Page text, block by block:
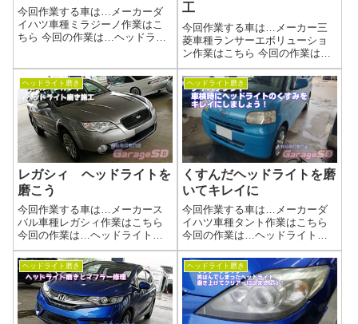
今回作業する車は…メーカーダ
イハツ車種ミラジーノ作業はこ
ちら 今回の作業は…ヘッドライ
ょう(^^)/作業写真バッチリ綺麗に
なりました(^_-)-☆ヘッドライト
磨きの工程当店施工事例ヘッ...
工
今回作業する車は…メーカー三
菱車種ランサーエボリューショ
ン作業はこちら 今回の作業は…
ヘッドライト磨きくすんで劣化
してしまったヘッドライトを磨
きあげましょう(^^)/作業写真バッ
チリ綺麗になりました(^_-)-☆ヘ
ッドライト磨きの工程当店施...
ヘッドライト磨き
レガシィ ヘッドライトを
磨こう
今回作業する車は…メーカース
バル車種レガシィ作業はこちら
今回の作業は…ヘッドライト磨
きくすんで劣化してしまったヘ
ッドライトを磨きあげましょう
(^^)/作業写真バッチリ綺麗になり
ました(^_-)-☆ヘッドライトの黄
ばみ、諦めていませんか？ク...
ヘッドライト磨き
くすんだヘッドライトを磨
いてキレイに
今回作業する車は…メーカーダ
イハツ車種タント作業はこちら
今回の作業は…ヘッドライト磨
きくすんで劣化してしまったヘ
ッドライトを磨きあげましょう
(^^)/延期されたみたいですが、ヘ
ッドライトの車検時検査が厳し
くなります。車両の年式で変わ
ります...
ヘッドライト磨き ヘッドライト磨き